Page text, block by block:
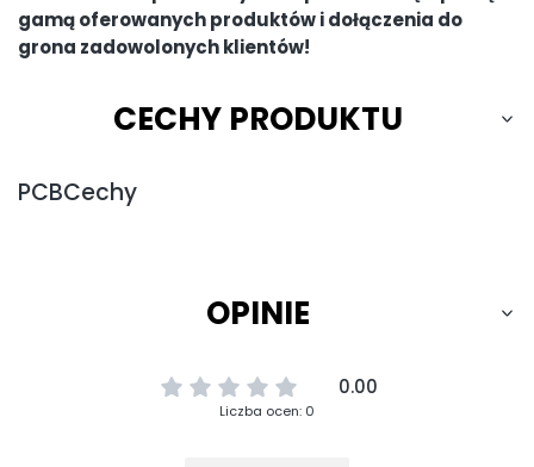
gamą oferowanych produktów i dołączenia do
grona zadowolonych klientów!
CECHY PRODUKTU
PCBCechy
OPINIE
0.00
Liczba ocen: 0